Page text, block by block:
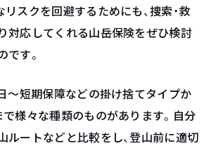
スクを回避するためにも、捜索・救
対応してくれる山岳保険をぜひ検討
です。
～短期保障などの掛け捨てタイプか
で様々な種類のものがあります。自分
ルートなどと比較をし、登山前に適切